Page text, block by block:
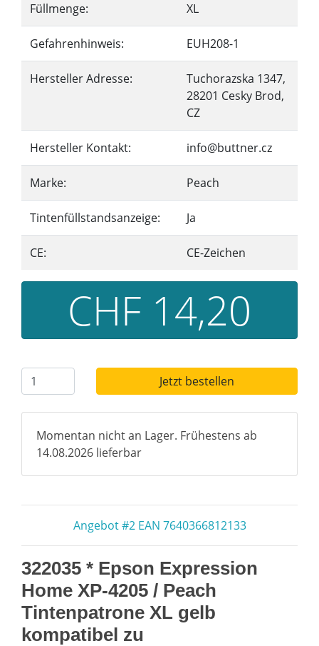
Füllmenge: XL
Gefahrenhinweis: EUH208-1
Hersteller Adresse:
Tuchorazska 1347,
28201 Cesky Brod,
CZ
Hersteller Kontakt: info@buttner.cz
Marke: Peach
Tintenfüllstandsanzeige: Ja
CE: CE-Zeichen
CHF 14,20
Jetzt bestellen
Momentan nicht an Lager. Frühestens ab
14.08.2026 lieferbar
Angebot #2 EAN 7640366812133
322035 * Epson Expression
Home XP-4205 / Peach
Tintenpatrone XL gelb
kompatibel zu